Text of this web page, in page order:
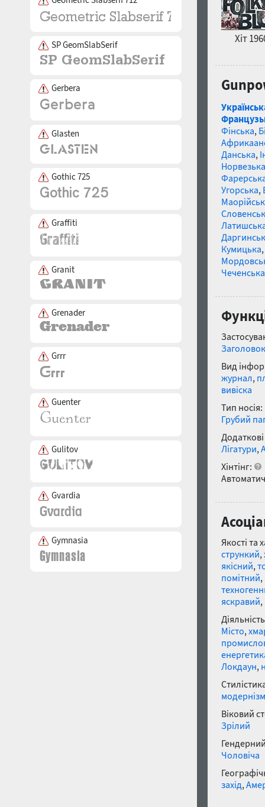
SP GeomSlabSerif
Gerbera
Glasten
Gothic 725
Graffiti
Granit
Grenader
Grrr
Guenter
Gulitov
Gvardia
Gymnasia
Хіт
Фінська,
Данська,
Норвезька
Угорська,
Кумицька,
Чеченська
Заголовок
Вид
журнал,
вивіска
Тип носія:
Грубий
Лігатури,
Хінтінг:
Якості та
стрункий,
якісний,
помітний,
яскравий,
Місто,
Локдаун,
модернізм
Віковий
Зрілий
Чоловіча
захід,